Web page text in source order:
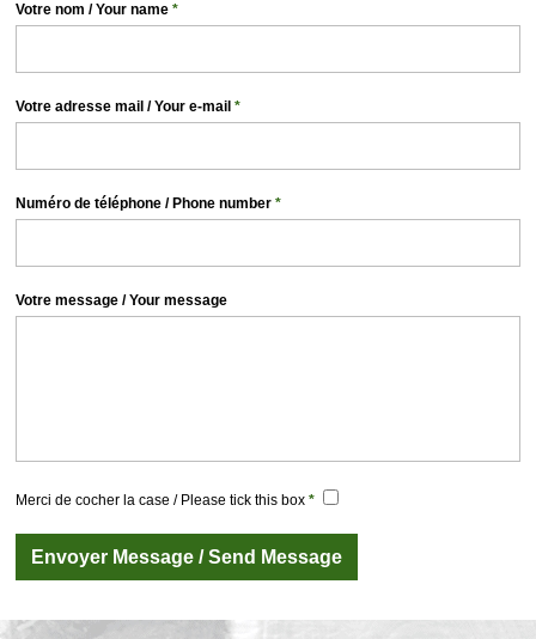
Votre nom / Your name *
Votre adresse mail / Your e-mail *
Numéro de téléphone / Phone number *
Votre message / Your message
Merci de cocher la case / Please tick this box *